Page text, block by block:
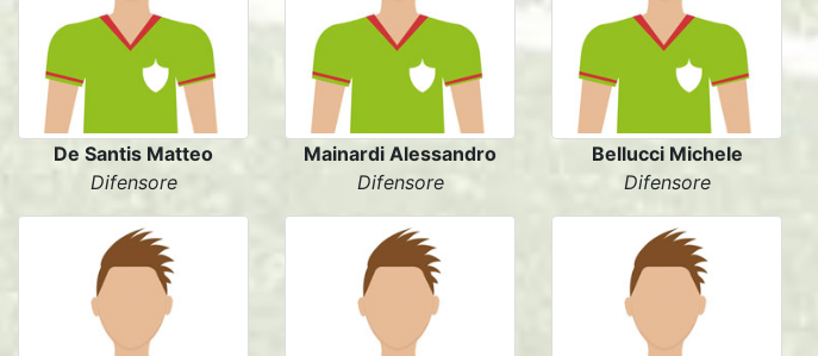
De Santis Matteo
Difensore
Mainardi Alessandro
Difensore
Bellucci Michele
Difensore